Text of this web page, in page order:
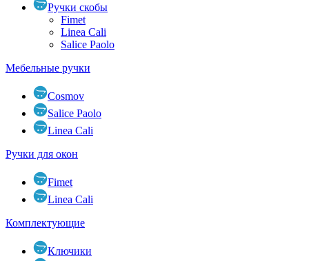
Ручки скобы
Fimet
Linea Cali
Salice Paolo
Мебельные ручки
Cosmov
Salice Paolo
Linea Cali
Ручки для окон
Fimet
Linea Cali
Комплектующие
Ключики